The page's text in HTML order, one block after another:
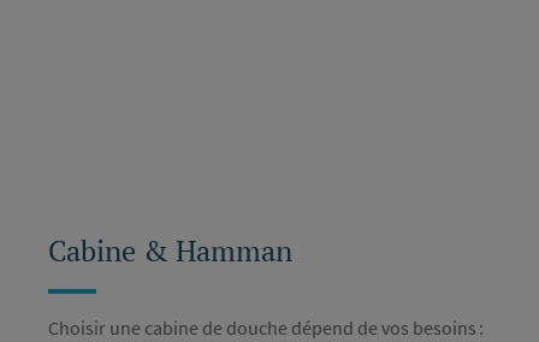
Cabine & Hamman
Choisir une cabine de douche dépend de vos besoins :